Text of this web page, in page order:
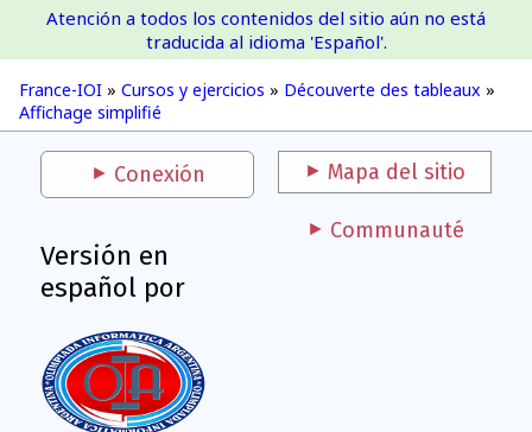
France-IOI
France-IOI » Cursos y ejercicios » Découverte des tableaux »
Affichage simplifié
Atención a todos los contenidos del sitio aún no está
traducida al idioma 'Español'.
Conexión Mapa del sitio
Versión en
español por
Communauté